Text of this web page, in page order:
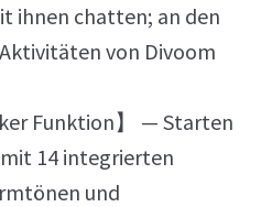
ihnen chatten; an den
von Divoom
Funktion】 — Starten
14 integrierten
und